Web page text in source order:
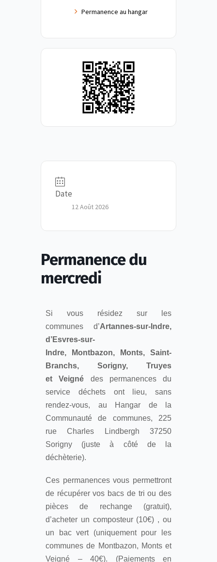
Permanence au hangar
Date
12 Août 2026
Permanence du
mercredi
Si vous résidez sur les
communes d’Artannes-sur-Indre,
d’Esvres-sur-
Indre, Montbazon, Monts, Saint-
Branchs, Sorigny, Truyes
et Veigné des permanences du
service déchets ont lieu, sans
rendez-vous, au Hangar de la
Communauté de communes, 225
rue Charles Lindbergh 37250
Sorigny (juste à côté de la
déchèterie).
Ces permanences vous permettront
de récupérer vos bacs de tri ou des
pièces de rechange (gratuit),
d’acheter un composteur (10€) , ou
un bac vert (uniquement pour les
communes de Montbazon, Monts et
Veigné – 40€). (Paiements en